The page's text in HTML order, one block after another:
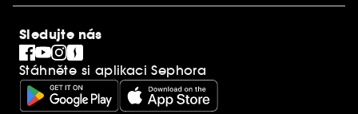
SEPHORiA
Blog Sephora
Singles´ Day
Black Friday
Cyber Monday
Vánoce
Sledujte nás
Stáhněte si aplikaci Sephora